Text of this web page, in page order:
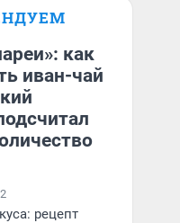
как
иван-чай
рецепт